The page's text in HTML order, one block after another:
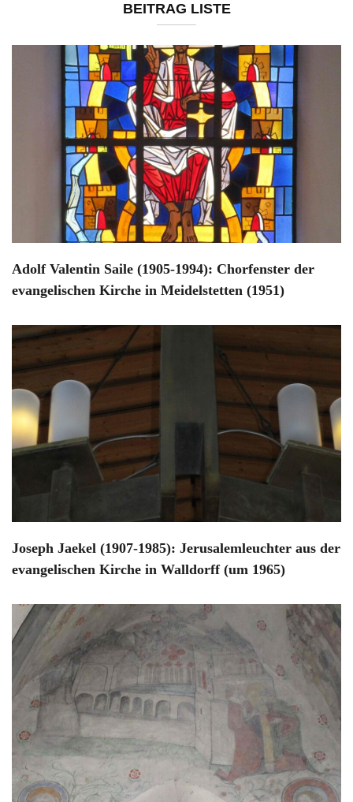
BEITRAG LISTE
Adolf Valentin Saile (1905-1994): Chorfenster der
evangelischen Kirche in Meidelstetten (1951)
Joseph Jaekel (1907-1985): Jerusalemleuchter aus der
evangelischen Kirche in Walldorff (um 1965)